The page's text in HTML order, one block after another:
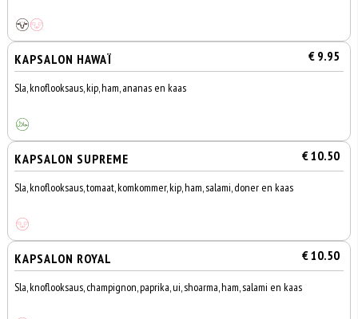
KAPSALON HAWAÏ € 9.95
Sla, knoflooksaus, kip, ham, ananas en kaas
KAPSALON SUPREME € 10.50
Sla, knoflooksaus, tomaat, komkommer, kip, ham, salami, doner en kaas
KAPSALON ROYAL € 10.50
Sla, knoflooksaus, champignon, paprika, ui, shoarma, ham, salami en kaas